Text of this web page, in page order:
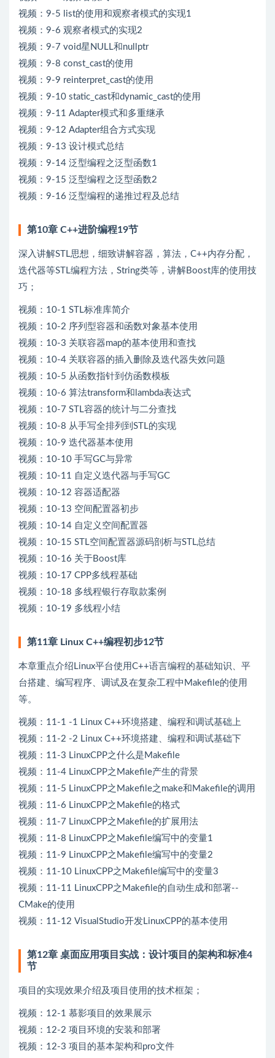
视频：9-5 list的使用和观察者模式的实现1
视频：9-6 观察者模式的实现2
视频：9-7 void星NULL和nullptr
视频：9-8 const_cast的使用
视频：9-9 reinterpret_cast的使用
视频：9-10 static_cast和dynamic_cast的使用
视频：9-11 Adapter模式和多重继承
视频：9-12 Adapter组合方式实现
视频：9-13 设计模式总结
视频：9-14 泛型编程之泛型函数1
视频：9-15 泛型编程之泛型函数2
视频：9-16 泛型编程的递推过程及总结
第10章 C++进阶编程19节
深入讲解STL思想，细致讲解容器，算法，C++内存分配，
迭代器等STL编程方法，String类等，讲解Boost库的使用技
巧；
视频：10-1 STL标准库简介
视频：10-2 序列型容器和函数对象基本使用
视频：10-3 关联容器map的基本使用和查找
视频：10-4 关联容器的插入删除及迭代器失效问题
视频：10-5 从函数指针到仿函数模板
视频：10-6 算法transform和lambda表达式
视频：10-7 STL容器的统计与二分查找
视频：10-8 从手写全排列到STL的实现
视频：10-9 迭代器基本使用
视频：10-10 手写GC与异常
视频：10-11 自定义迭代器与手写GC
视频：10-12 容器适配器
视频：10-13 空间配置器初步
视频：10-14 自定义空间配置器
视频：10-15 STL空间配置器源码剖析与STL总结
视频：10-16 关于Boost库
视频：10-17 CPP多线程基础
视频：10-18 多线程银行存取款案例
视频：10-19 多线程小结
第11章 Linux C++编程初步12节
本章重点介绍Linux平台使用C++语言编程的基础知识、平
台搭建、编写程序、调试及在复杂工程中Makefile的使用
等。
视频：11-1 -1 Linux C++环境搭建、编程和调试基础上
视频：11-2 -2 Linux C++环境搭建、编程和调试基础下
视频：11-3 LinuxCPP之什么是Makefile
视频：11-4 LinuxCPP之Makefile产生的背景
视频：11-5 LinuxCPP之Makefile之make和Makefile的调用
视频：11-6 LinuxCPP之Makefile的格式
视频：11-7 LinuxCPP之Makefile的扩展用法
视频：11-8 LinuxCPP之Makefile编写中的变量1
视频：11-9 LinuxCPP之Makefile编写中的变量2
视频：11-10 LinuxCPP之Makefile编写中的变量3
视频：11-11 LinuxCPP之Makefile的自动生成和部署--
CMake的使用
视频：11-12 VisualStudio开发LinuxCPP的基本使用
第12章 桌面应用项目实战：设计项目的架构和标准4
节
项目的实现效果介绍及项目使用的技术框架；
视频：12-1 慕影项目的效果展示
视频：12-2 项目环境的安装和部署
视频：12-3 项目的基本架构和pro文件